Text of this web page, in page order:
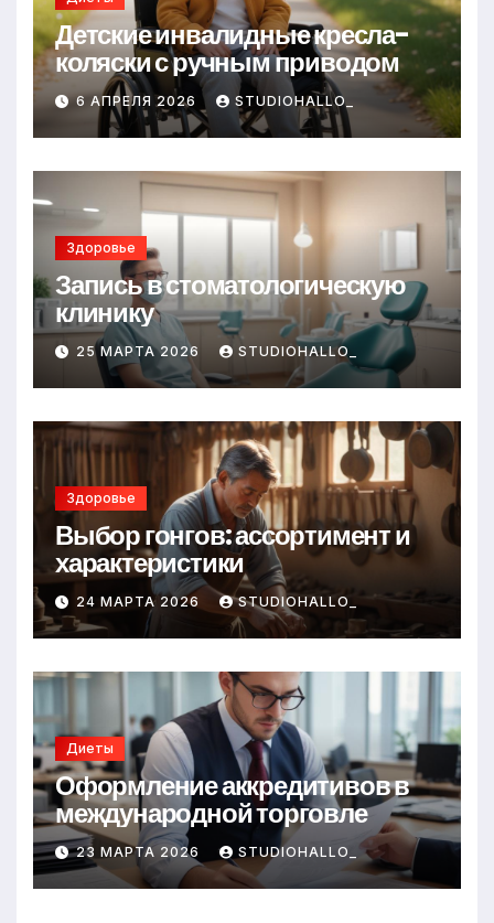
Детские инвалидные кресла-
коляски с ручным приводом
6 АПРЕЛЯ 2026 STUDIOHALLO_
Здоровье
Запись в стоматологическую
клинику
25 МАРТА 2026 STUDIOHALLO_
Здоровье
Выбор гонгов: ассортимент и
характеристики
24 МАРТА 2026 STUDIOHALLO_
Диеты
Оформление аккредитивов в
международной торговле
23 МАРТА 2026 STUDIOHALLO_